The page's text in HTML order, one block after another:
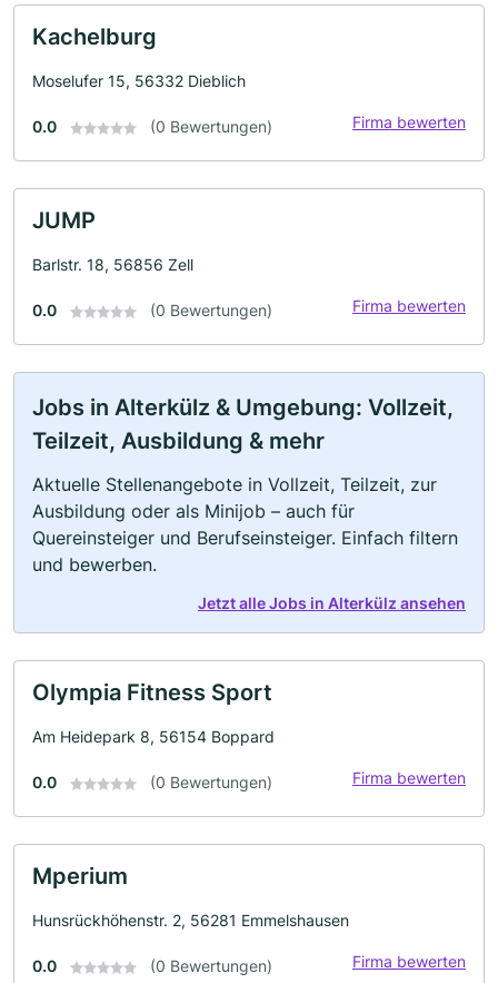
Kachelburg
Moselufer 15, 56332 Dieblich
0.0 (0 Bewertungen) Firma bewerten
JUMP
Barlstr. 18, 56856 Zell
0.0 (0 Bewertungen) Firma bewerten
Jobs in Alterkülz & Umgebung: Vollzeit,
Teilzeit, Ausbildung & mehr
Aktuelle Stellenangebote in Vollzeit, Teilzeit, zur
Ausbildung oder als Minijob – auch für
Quereinsteiger und Berufseinsteiger. Einfach filtern
und bewerben.
Jetzt alle Jobs in Alterkülz ansehen
Olympia Fitness Sport
Am Heidepark 8, 56154 Boppard
0.0 (0 Bewertungen) Firma bewerten
Mperium
Hunsrückhöhenstr. 2, 56281 Emmelshausen
0.0 (0 Bewertungen) Firma bewerten